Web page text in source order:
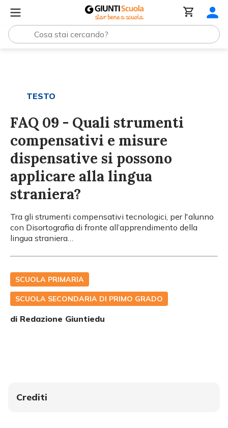
TESTO
FAQ 09 - Quali strumenti
compensativi e misure
dispensative si possono
applicare alla lingua
straniera?
Tra gli strumenti compensativi tecnologici, per l'alunno
con Disortografia di fronte all’apprendimento della
lingua straniera…
SCUOLA PRIMARIA
SCUOLA SECONDARIA DI PRIMO GRADO
di Redazione Giuntiedu
Crediti